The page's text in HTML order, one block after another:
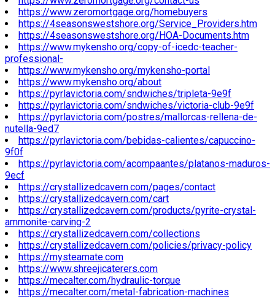
https://www.zeromortgage.org/homebuyers
https://4seasonswestshore.org/Service_Providers.htm
https://4seasonswestshore.org/HOA-Documents.htm
https://www.mykensho.org/copy-of-icedc-teacher-
professional-
https://www.mykensho.org/mykensho-portal
https://www.mykensho.org/about
https://pyrlavictoria.com/sndwiches/tripleta-9e9f
https://pyrlavictoria.com/sndwiches/victoria-club-9e9f
https://pyrlavictoria.com/postres/mallorcas-rellena-de-
nutella-9ed7
https://pyrlavictoria.com/bebidas-calientes/capuccino-
9f0f
https://pyrlavictoria.com/acompaantes/platanos-maduros-
9ecf
https://crystallizedcavern.com/pages/contact
https://crystallizedcavern.com/cart
https://crystallizedcavern.com/products/pyrite-crystal-
ammonite-carving-2
https://crystallizedcavern.com/collections
https://crystallizedcavern.com/policies/privacy-policy
https://mysteamate.com
https://www.shreejicaterers.com
https://mecalter.com/hydraulic-torque
https://mecalter.com/metal-fabrication-machines